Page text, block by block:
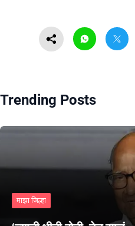
Trending Posts
माझा जिल्हा